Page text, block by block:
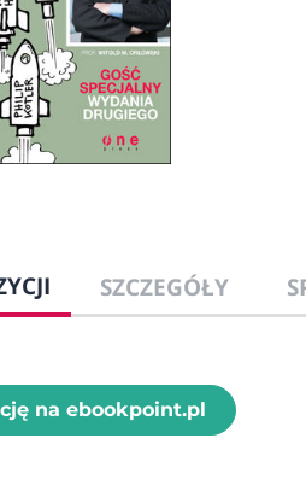
SZCZEGÓŁY
na ebookpoint.pl